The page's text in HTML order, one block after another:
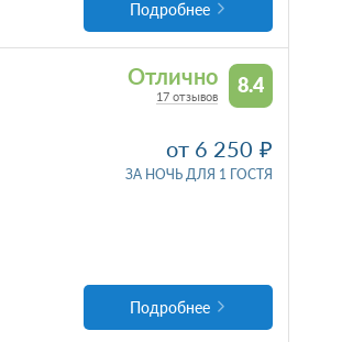
Подробнее
8.4
Отлично
17 отзывов
от 6 250
ЗА НОЧЬ ДЛЯ 1 ГОСТЯ
Подробнее